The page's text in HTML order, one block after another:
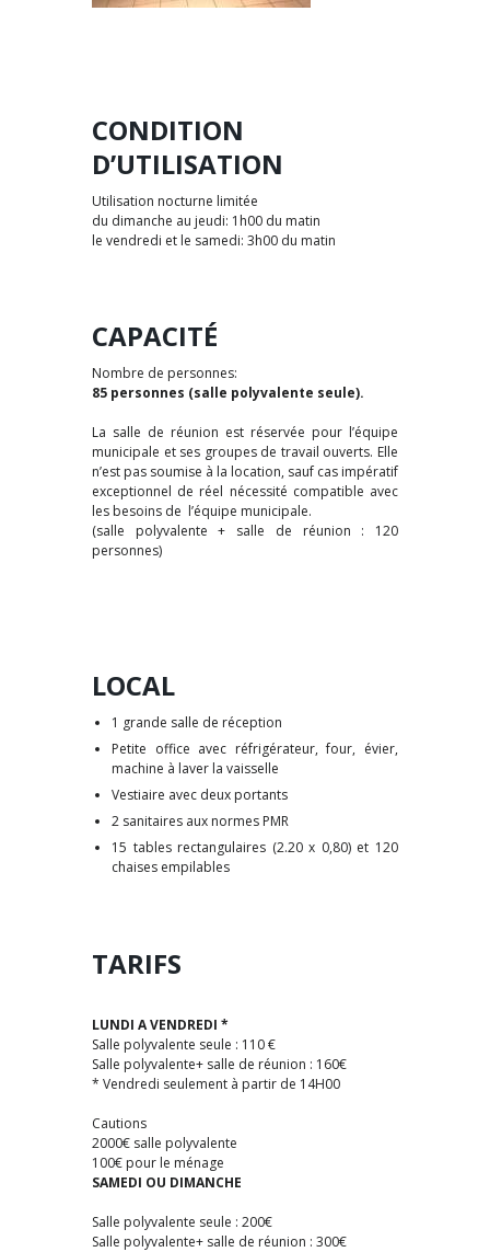
CONDITION
D’UTILISATION
Utilisation nocturne limitée
du dimanche au jeudi: 1h00 du matin
le vendredi et le samedi: 3h00 du matin
CAPACITÉ
Nombre de personnes:
85 personnes (salle polyvalente seule).
La salle de réunion est réservée pour l’équipe
municipale et ses groupes de travail ouverts. Elle
n’est pas soumise à la location, sauf cas impératif
exceptionnel de réel nécessité compatible avec
les besoins de l’équipe municipale.
(salle polyvalente + salle de réunion : 120
personnes)
LOCAL
1 grande salle de réception
Petite office avec réfrigérateur, four, évier,
machine à laver la vaisselle
Vestiaire avec deux portants
2 sanitaires aux normes PMR
15 tables rectangulaires (2.20 x 0,80) et 120
chaises empilables
TARIFS
LUNDI A VENDREDI *
Salle polyvalente seule : 110 €
Salle polyvalente+ salle de réunion : 160€
* Vendredi seulement à partir de 14H00
Cautions
2000€ salle polyvalente
100€ pour le ménage
SAMEDI OU DIMANCHE
Salle polyvalente seule : 200€
Salle polyvalente+ salle de réunion : 300€